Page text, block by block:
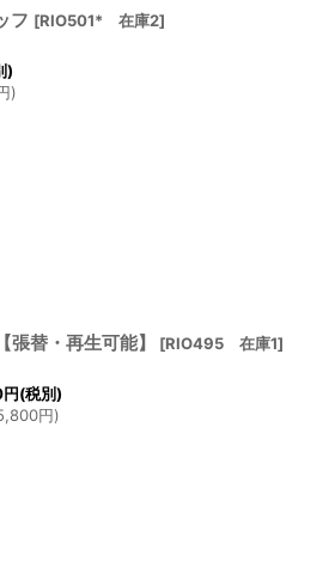
フ [RIO501* 在庫2]
)
)
替・再生可能】 [RIO495 在庫1]
円(税別)
円)